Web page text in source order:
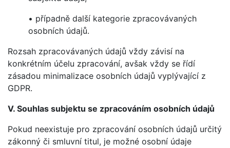
• případně další kategorie zpracovávaných
osobních údajů.
Rozsah zpracovávaných údajů vždy závisí na
konkrétním účelu zpracování, avšak vždy se řídí
zásadou minimalizace osobních údajů vyplývající z
GDPR.
V. Souhlas subjektu se zpracováním osobních údajů
Pokud neexistuje pro zpracování osobních údajů určitý
zákonný či smluvní titul, je možné osobní údaje